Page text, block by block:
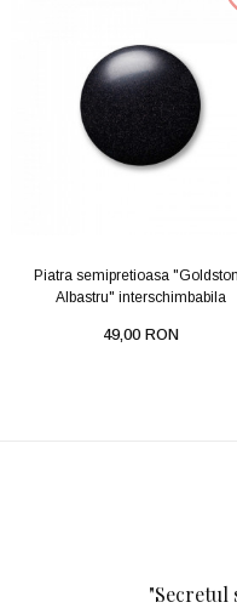
Piatra semipretioasa
Albastru" interschimbabila
49,00 RON
"Secretul